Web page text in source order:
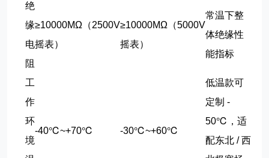
绝
缘
电
阻
≥10000MΩ（2500V
摇表）
≥10000MΩ（5000V
摇表）
常温下整
体绝缘性
能指标
工
作
环
境
-40℃~+70℃ -30℃~+60℃
低温款可
定制 -
50℃，适
配东北 / 西